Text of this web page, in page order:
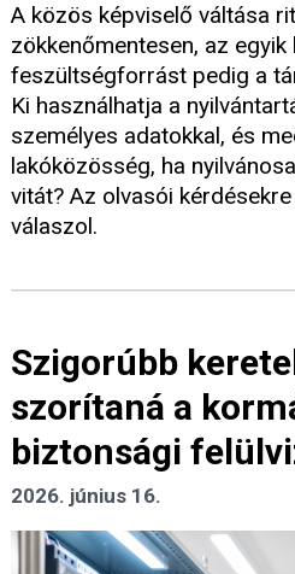
A közös képviselő váltása
zökkenőmentesen, az
feszültségforrást pedig a
Ki használhatja a
személyes adatokkal, és
lakóközösség, ha
vitát? Az olvasói
válaszol.
Szigorúbb
szorítaná a
biztonsági
2026. június 16.